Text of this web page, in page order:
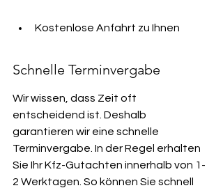
Kostenlose Anfahrt zu Ihnen
Schnelle Terminvergabe
Wir wissen, dass Zeit oft
entscheidend ist. Deshalb
garantieren wir eine schnelle
Terminvergabe. In der Regel erhalten
Sie Ihr Kfz-Gutachten innerhalb von 1-
2 Werktagen. So können Sie schnell